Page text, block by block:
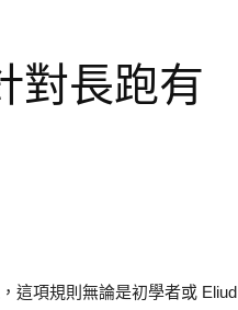
對長跑有
這項規則無論是初學者或 Eliud